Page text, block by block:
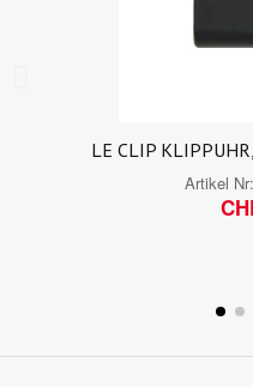
LE CLIP
Artikel Nr: